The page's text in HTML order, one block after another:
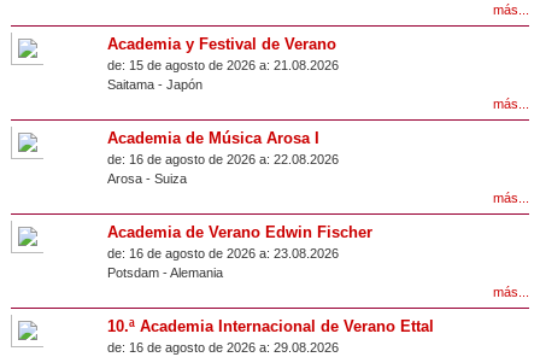
más...
Academia y Festival de Verano
de: 15 de agosto de 2026 a: 21.08.2026
Saitama- Japón
más...
Academia de Música Arosa I
de: 16 de agosto de 2026 a: 22.08.2026
Arosa- Suiza
más...
Academia de Verano Edwin Fischer
de: 16 de agosto de 2026 a: 23.08.2026
Potsdam-Alemania
más...
10.ª Academia Internacional de Verano Ettal
de: 16 de agosto de 2026 a: 29.08.2026